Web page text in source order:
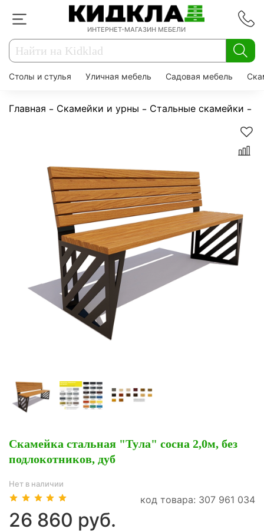
ИНТЕРНЕТ-МАГАЗИН МЕБЕЛИ
Столы и стулья Уличная мебель Садовая мебель
Главная Скамейки и урны Стальные скамейки
Скамейка стальная "Тула" сосна 2,0м, без
подлокотников, дуб
Нет в наличии
код товара: 307 961 034
26 860 руб.